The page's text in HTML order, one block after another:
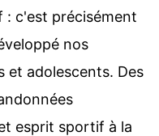
: c'est précisément
nos
et adolescents. Des
esprit sportif à la